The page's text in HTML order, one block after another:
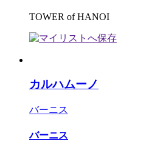
TOWER of HANOI
カルハムーノ
バーニス
バーニス